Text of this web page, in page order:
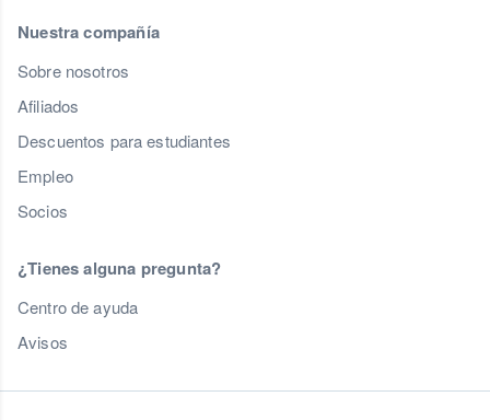
Nuestra compañía
Sobre nosotros
Afiliados
Descuentos para estudiantes
Empleo
Socios
¿Tienes alguna pregunta?
Centro de ayuda
Avisos